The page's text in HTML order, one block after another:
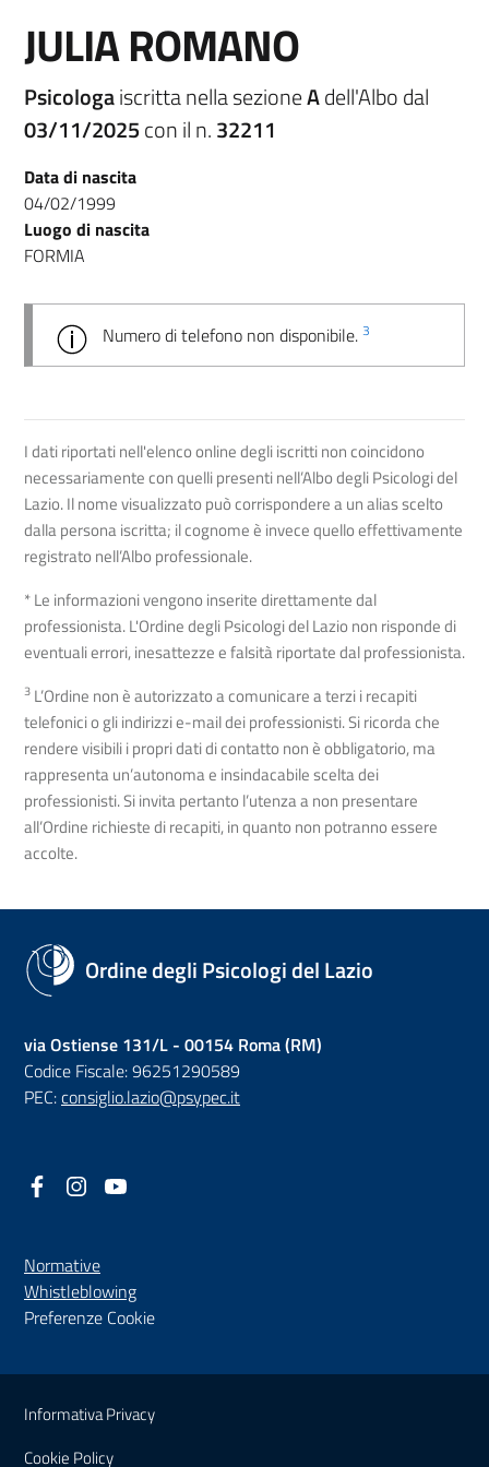
JULIA ROMANO
Psicologaiscritta nella sezioneAdell'Albo dal
03/11/2025con il n.32211
Data di nascita
04/02/1999
Luogo di nascita
FORMIA
Numero di telefono non disponibile. 3
I dati riportati nell'elenco online degli iscritti non coincidono
necessariamente con quelli presenti nell’Albo degli Psicologi del
Lazio. Il nome visualizzato può corrispondere a un alias scelto
dalla persona iscritta; il cognome è invece quello effettivamente
registrato nell’Albo professionale.
* Le informazioni vengono inserite direttamente dal
professionista. L'Ordine degli Psicologi del Lazio non risponde di
eventuali errori, inesattezze e falsità riportate dal professionista.
3 L’Ordine non è autorizzato a comunicare a terzi i recapiti
telefonici o gli indirizzi e-mail dei professionisti. Si ricorda che
rendere visibili i propri dati di contatto non è obbligatorio, ma
rappresenta un’autonoma e insindacabile scelta dei
professionisti. Si invita pertanto l’utenza a non presentare
all’Ordine richieste di recapiti, in quanto non potranno essere
accolte.
Ordine degli Psicologi del Lazio
via Ostiense 131/L - 00154 Roma (RM)
Codice Fiscale: 96251290589
PEC:consiglio.lazio@psypec.it
Facebook
(nuova scheda - new tab)
Instagram
(nuova scheda - new tab)
Normative
Whistleblowing(nuova scheda - new tab)
Preferenze Cookie
Sezione Link Utili
Informativa Privacy
Cookie Policy